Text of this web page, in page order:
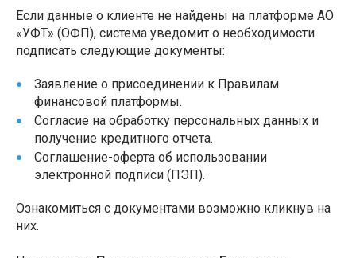
Если данные о клиенте не найдены на платформе АО
«УФТ» (ОФП), система уведомит о необходимости
подписать следующие документы:
Заявление о присоединении к Правилам
финансовой платформы.
Согласие на обработку персональных данных и
получение кредитного отчета.
Соглашение-оферта об использовании
электронной подписи (ПЭП).
Ознакомиться с документами возможно кликнув на
них.